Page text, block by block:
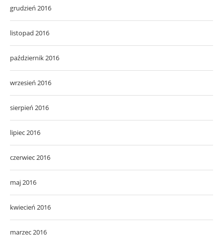
grudzień 2016
listopad 2016
październik 2016
wrzesień 2016
sierpień 2016
lipiec 2016
czerwiec 2016
maj 2016
kwiecień 2016
marzec 2016